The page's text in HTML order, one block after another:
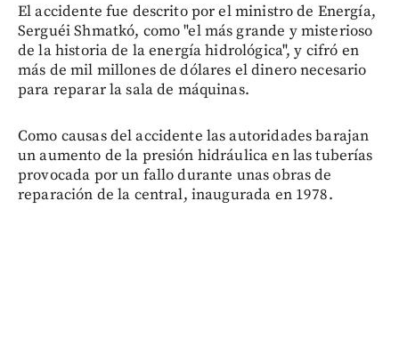
El accidente fue descrito por el ministro de Energía,
Serguéi Shmatkó, como "el más grande y misterioso
de la historia de la energía hidrológica", y cifró en
más de mil millones de dólares el dinero necesario
para reparar la sala de máquinas.
Como causas del accidente las autoridades barajan
un aumento de la presión hidráulica en las tuberías
provocada por un fallo durante unas obras de
reparación de la central, inaugurada en 1978.